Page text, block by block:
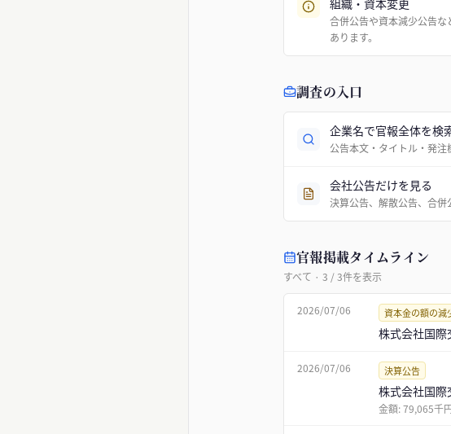
組織・資本変更
合併公告や資本減少公告
あります。
調査の入口
企業名で官報全体を検
公告本文・タイトル・発注
会社公告だけを見る
決算公告、解散公告、合併
官報掲載タイムライン
すべて · 3 /3件を表示
2026/07/06 資本金の額の減
株式会社国
2026/07/06 決算公告
株式会社国
金額:79,065千